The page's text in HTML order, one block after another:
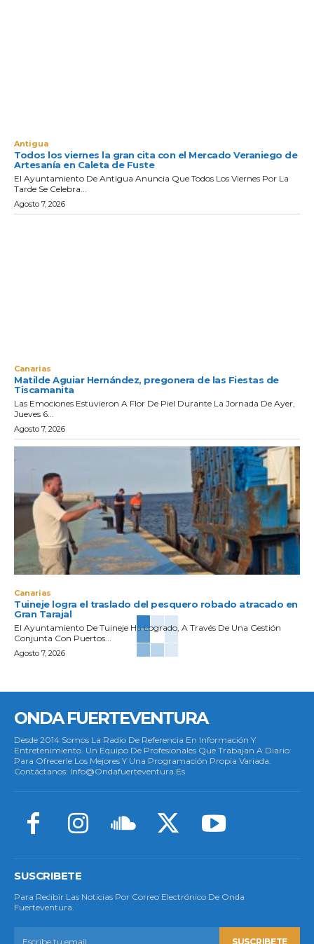
Antigua
Todos los viernes la gran cita con el Mercado Veraniego de
Artesanía en Caleta de Fuste
El Ayuntamiento De Antigua Anuncia Que Todos Los Viernes Por La
Tarde Se Celebra...
Agosto 7, 2026
Canarias
Matilde Aguiar Hernández, pregonera de las Fiestas de
Tiscamanita
Las Emociones Estuvieron A Flor De Piel Durante La Jornada De Ayer,
Jueves 6...
Agosto 7, 2026
Canarias
Tuineje logra el traslado del pesquero robado atracado en
Gran Tarajal
El Ayuntamiento De Tuineje Ha Logrado, A Través De Una Gestión
Conjunta Con Puertos...
Agosto 7, 2026
ONDA FUERTEVENTURA
Desde 2014 Somos La Radio De Referencia En Información Y
Entretenimiento. Un Equipo De Profesionales Que Trabajan A Diario
Para Ofrecerle Los Mejores Y Una Programación Propia Variada.
Contáctanos: Info@ondafuerteventura.es
SUSCRIBETE
Para Recibir Las Noticias Por Correo Electrónico De Onda
Fuerteventura.
SUSCRIBETE